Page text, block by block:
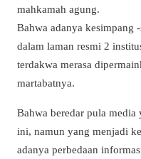
mahkamah agung.
Bahwa adanya kesimpang
dalam laman resmi 2
terdakwa merasa
martabatnya.
Bahwa beredar pula media
ini, namun yang menjadi
adanya perbedaan